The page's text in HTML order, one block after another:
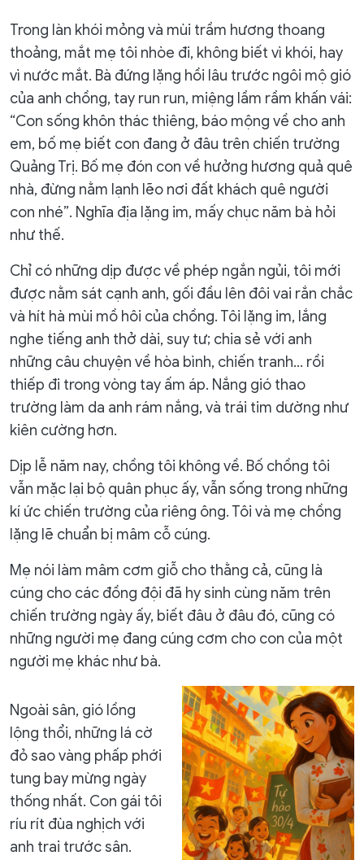
Trong làn khói mỏng và mùi trầm hương thoang
thoảng, mắt mẹ tôi nhòe đi, không biết vì khói, hay
vì nước mắt. Bà đứng lặng hồi lâu trước ngôi mộ gió
của anh chồng, tay run run, miệng lầm rầm khấn vái:
“Con sống khôn thác thiêng, báo mộng về cho anh
em, bố mẹ biết con đang ở đâu trên chiến trường
Quảng Trị. Bố mẹ đón con về hưởng hương quả quê
nhà, đừng nằm lạnh lẽo nơi đất khách quê người
con nhé”. Nghĩa địa lặng im, mấy chục năm bà hỏi
như thế.
Chỉ có những dịp được về phép ngắn ngủi, tôi mới
được nằm sát cạnh anh, gối đầu lên đôi vai rắn chắc
và hít hà mùi mồ hôi của chồng. Tôi lặng im, lắng
nghe tiếng anh thở dài, suy tư; chia sẻ với anh
những câu chuyện về hòa bình, chiến tranh… rồi
thiếp đi trong vòng tay ấm áp. Nắng gió thao
trường làm da anh rám nắng, và trái tim dường như
kiên cường hơn.
Dịp lễ năm nay, chồng tôi không về. Bố chồng tôi
vẫn mặc lại bộ quân phục ấy, vẫn sống trong những
kí ức chiến trường của riêng ông. Tôi và mẹ chồng
lặng lẽ chuẩn bị mâm cỗ cúng.
Mẹ nói làm mâm cơm giỗ cho thằng cả, cũng là
cúng cho các đồng đội đã hy sinh cùng năm trên
chiến trường ngày ấy, biết đâu ở đâu đó, cũng có
những người mẹ đang cúng cơm cho con của một
người mẹ khác như bà.
Ngoài sân, gió lồng
lộng thổi, những lá cờ
đỏ sao vàng phấp phới
tung bay mừng ngày
thống nhất. Con gái tôi
ríu rít đùa nghịch với
anh trai trước sân.